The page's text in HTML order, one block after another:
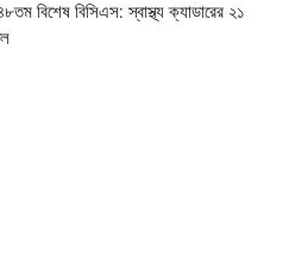
বিশেষ বিসিএস: স্বাস্থ্য ক্যাডারের ২১